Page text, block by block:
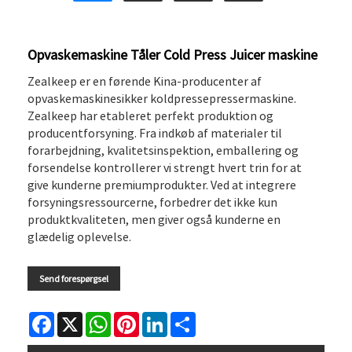
Opvaskemaskine Tåler Cold Press Juicer maskine
Zealkeep er en førende Kina-producenter af
opvaskemaskinesikker koldpressepressermaskine.
Zealkeep har etableret perfekt produktion og
producentforsyning. Fra indkøb af materialer til
forarbejdning, kvalitetsinspektion, emballering og
forsendelse kontrollerer vi strengt hvert trin for at
give kunderne premiumprodukter. Ved at integrere
forsyningsressourcerne, forbedrer det ikke kun
produktkvaliteten, men giver også kunderne en
glædelig oplevelse.
Send forespørgsel
Facebook
X WhatsAppPinterestLinkedIn